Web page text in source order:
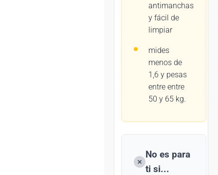
antimanchas
y fácil de
limpiar
mides
menos de
1,6 y pesas
entre entre
50 y 65 kg.
No es para
ti si...